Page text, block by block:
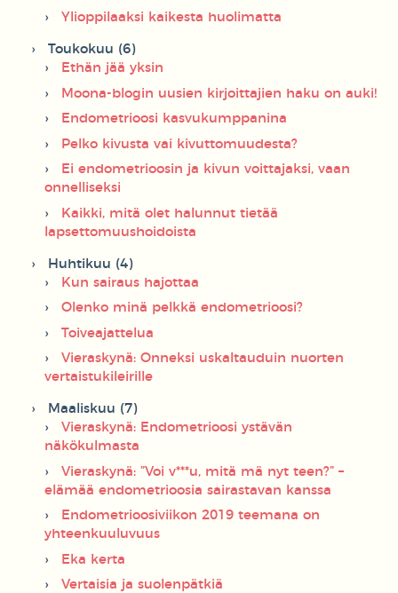
Ylioppilaaksi kaikesta huolimatta
Toukokuu (6)
Ethän jää yksin
Moona-blogin uusien kirjoittajien haku on auki!
Endometrioosi kasvukumppanina
Pelko kivusta vai kivuttomuudesta?
Ei endometrioosin ja kivun voittajaksi, vaan
onnelliseksi
Kaikki, mitä olet halunnut tietää
lapsettomuushoidoista
Huhtikuu (4)
Kun sairaus hajottaa
Olenko minä pelkkä endometrioosi?
Toiveajattelua
Vieraskynä: Onneksi uskaltauduin nuorten
vertaistukileirille
Maaliskuu (7)
Vieraskynä: Endometrioosi ystävän
näkökulmasta
Vieraskynä: ”Voi v***u, mitä mä nyt teen?” –
elämää endometrioosia sairastavan kanssa
Endometrioosiviikon 2019 teemana on
yhteenkuuluvuus
Eka kerta
Vertaisia ja suolenpätkiä